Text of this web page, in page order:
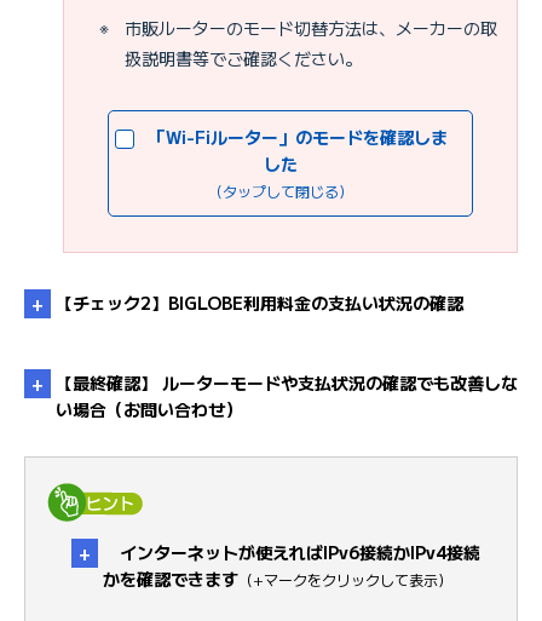
※
市販ルーターのモード切替方法は、メーカーの取
扱説明書等でご確認ください。
「Wi-Fiルーター」のモードを確認しま
した
（タップして閉じる）
【チェック2】BIGLOBE利用料金の支払い状況の確認
【最終確認】 ルーターモードや支払状況の確認でも改善しな
い場合（お問い合わせ）
法4へ
インターネットが使えればIPv6接続かIPv4接続
かを確認できます （+マークをクリックして表示）